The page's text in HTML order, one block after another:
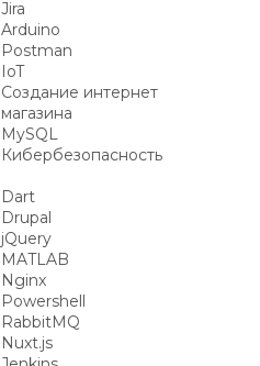
Jira
Arduino
Postman
IoT
Создание интернет
магазина
MySQL
Кибербезопасность
Dart
Drupal
jQuery
MATLAB
Nginx
Powershell
RabbitMQ
Nuxt.js